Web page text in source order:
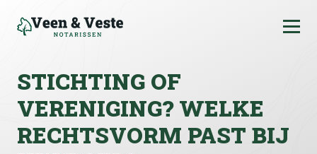
STICHTING OF
VERENIGING? WELKE
RECHTSVORM PAST BIJ